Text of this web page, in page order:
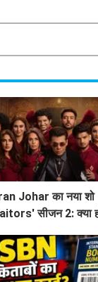
Johar का नया शो
सीजन 2: क्या